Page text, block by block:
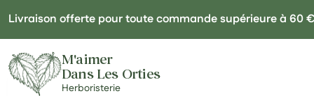
Livraison offerte pour toute commande supérieure à 60 €
M'aimer
Dans Les Orties
Herboristerie